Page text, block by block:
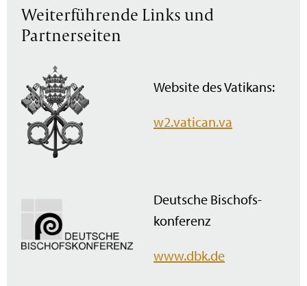
Weiterführende Links und
Partnerseiten
Website des Vatikans:
w2.vatican.va
Deutsche Bischofs­
konferenz
www.dbk.de